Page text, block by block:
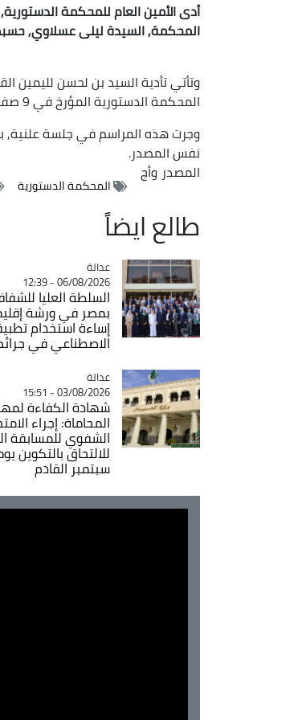
أدى الأمين العام للمحكمة
المحكمة, السيدة ليلى عسلاوي,
المحكمة الدستورية المؤرخ في 9 صفر عام 1444 هـ, الموافق لـ 5 سبتمبر 2022", مثلما أوضحه البيان.
وجرت هذه المراسم في جلسة علنية,
نفس المصدر.
المصدر وأج
المحكمة الدستورية
طالع ايضاً
Catégorie
عدالة
06/08/2026 - 12:39
السلطة العليا
بمصر في ورشة
إساءة استخدام
الاصطناعي في
Catégorie
عدالة
03/08/2026 - 15:51
شهادة الكفاءة
المحاماة: إجراء
الشفوي للمسابقة
سبتمبر القادم